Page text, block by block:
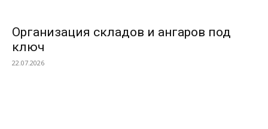
Организация складов и ангаров под
ключ
22.07.2026